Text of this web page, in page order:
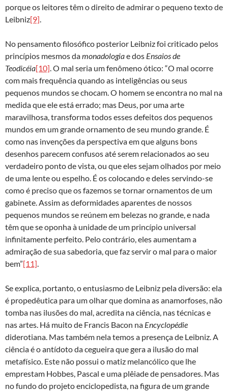
porque os leitores têm o direito de admirar o pequeno texto de
Leibniz[9].
No pensamento filosófico posterior Leibniz foi criticado pelos
princípios mesmos damonadologiae dos Ensaios de
Teodicéia[10]. O mal seria um fenômeno ótico: “O mal ocorre
com mais frequência quando as inteligências ou seus
pequenos mundos se chocam. O homem se encontra no mal na
medida que ele está errado; mas Deus, por uma arte
maravilhosa, transforma todos esses defeitos dos pequenos
mundos em um grande ornamento de seu mundo grande. É
como nas invenções da perspectiva em que alguns bons
desenhos parecem confusos até serem relacionados ao seu
verdadeiro ponto de vista, ou que eles sejam olhados por meio
de uma lente ou espelho. É os colocando e deles servindo-se
como é preciso que os fazemos se tornar ornamentos de um
gabinete. Assim as deformidades aparentes de nossos
pequenos mundos se reúnem em belezas no grande, e nada
têm que se oponha à unidade de um princípio universal
infinitamente perfeito. Pelo contrário, eles aumentam a
admiração de sua sabedoria, que faz servir o mal para o maior
bem”[11].
Se explica, portanto, o entusiasmo de Leibniz pela diversão: ela
é propedêutica para um olhar que domina as anamorfoses, não
tomba nas ilusões do mal, acredita na ciência, nas técnicas e
nas artes. Há muito de Francis Bacon na Encyclopédie
diderotiana. Mas também nela temos a presença de Leibniz. A
ciência é o antídoto da cegueira que gera a ilusão do mal
metafísico. Este não possui o matiz melancólico que lhe
emprestam Hobbes, Pascal e uma plêiade de pensadores. Mas
no fundo do projeto enciclopedista, na figura de um grande